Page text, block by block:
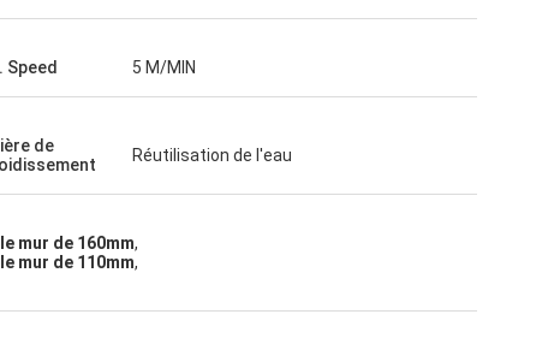
Speed 5 M/MIN
de
Réutilisation de l'eau
mur de 160mm,
mur de 110mm,